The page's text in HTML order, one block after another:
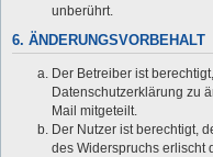
unberührt.
6. ÄNDERUNGSVORBEHALT
Der Betreiber ist
Datenschutzerklärung zu
Mail mitgeteilt.
Der Nutzer ist berechtigt,
des Widerspruchs erlischt